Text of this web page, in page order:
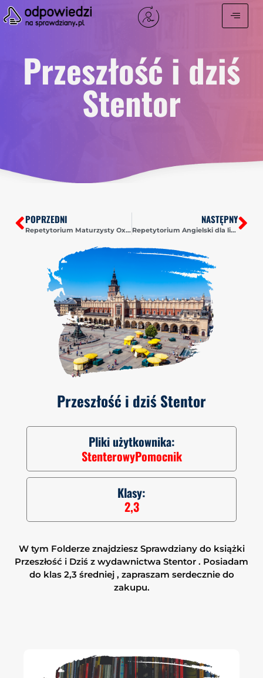
Przeszłość i dziś
Stentor
POPRZEDNI
Repetytorium Maturzysty Oxford
NASTĘPNY
Repetytorium Angielski dla liceów i techników Pearson
Przeszłość i dziś Stentor
Pliki użytkownika:
StenterowyPomocnik
Klasy:
2,3
W tym Folderze znajdziesz Sprawdziany do książki
Przeszłość i Dziś z wydawnictwa Stentor . Posiadam
do klas 2,3 średniej , zapraszam serdecznie do
zakupu.